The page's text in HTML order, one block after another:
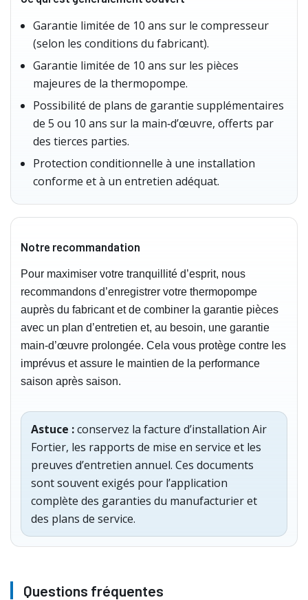
Garantie limitée de 10 ans sur le compresseur
(selon les conditions du fabricant).
Garantie limitée de 10 ans sur les pièces
majeures de la thermopompe.
Possibilité de plans de garantie supplémentaires
de 5 ou 10 ans sur la main‑d’œuvre, offerts par
des tierces parties.
Protection conditionnelle à une installation
conforme et à un entretien adéquat.
Notre recommandation
Pour maximiser votre tranquillité d’esprit, nous
recommandons d’enregistrer votre thermopompe
auprès du fabricant et de combiner la garantie pièces
avec un plan d’entretien et, au besoin, une garantie
main‑d’œuvre prolongée. Cela vous protège contre les
imprévus et assure le maintien de la performance
saison après saison.
Astuce :conservez la facture d’installation Air
Fortier, les rapports de mise en service et les
preuves d’entretien annuel. Ces documents
sont souvent exigés pour l’application
complète des garanties du manufacturier et
des plans de service.
Questions fréquentes